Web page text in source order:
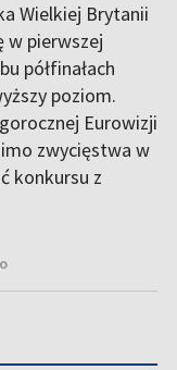
Wielkiej Brytanii
w pierwszej
półfinałach
poziom.
Eurowizji
zwycięstwa w
konkursu z